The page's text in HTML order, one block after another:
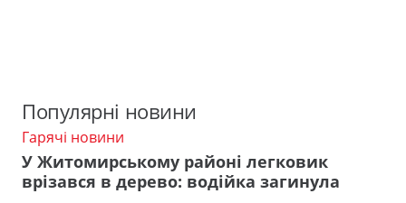
Популярні новини
Гарячі новини
У Житомирському районі легковик
врізався в дерево: водійка загинула